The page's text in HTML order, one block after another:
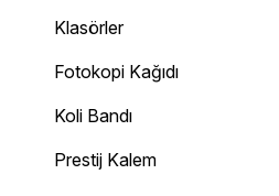
Klasörler
Fotokopi Kağıdı
Koli Bandı
Prestij Kalem